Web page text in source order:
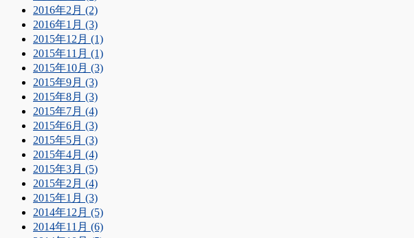
2016年2月 (2)
2016年1月 (3)
2015年12月 (1)
2015年11月 (1)
2015年10月 (3)
2015年9月 (3)
2015年8月 (3)
2015年7月 (4)
2015年6月 (3)
2015年5月 (3)
2015年4月 (4)
2015年3月 (5)
2015年2月 (4)
2015年1月 (3)
2014年12月 (5)
2014年11月 (6)